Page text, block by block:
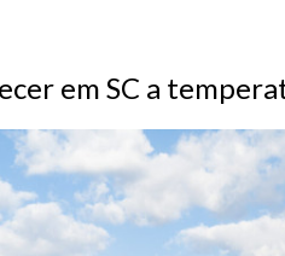
em SC a